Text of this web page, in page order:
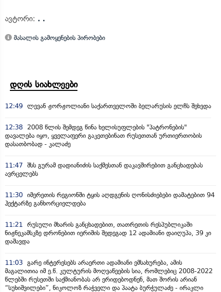
ავტორი: . .
მასალის გამოყენების პირობები
დღის სიახლეები
12:49 ლევან ჟორჟოლიანი საქართველოში ბელარუსის ელჩს შეხვდა
12:38
2008 წლის შემდეგ წინა ხელისუფლების "პატრონების"
დავალება იყო, ყველაფერი გაკეთებინათ რუსეთთან ურთიერთობის
დასათბობად - კალაძე
11:47 შსს გურამ დადიანიძის საქმესთან დაკავშირებით განცხადებას
ავრცელებს
11:30 იმერეთის რეგიონში ტყის აღდგენის ღონისძიებები დამატებით 94
ჰექტარზე განხორციელდება
11:21 რუსული მხარის განცხადებით, თათრეთის რესპუბლიკაში
ნიჟნეკამსკზე დრონებით იერიშის შედეგად 12 ადამიანი დაიღუპა, 39 კი
დაშავდა
11:03 გარე ინტერესებს არაერთი ადამიანი ემსახურება, ამის
მაგალითია იმ ე.წ. კულტურის მოღვაწეების სია, რომლებიც 2008-2022
წლებში რუსეთში საქმიანობას არ ერიდებოდნენ, მათ შორის არიან
“სუხიშვილები”, ნიკოლოზ რაჭველი და პაატა ბურჭულაძე - ირაკლი